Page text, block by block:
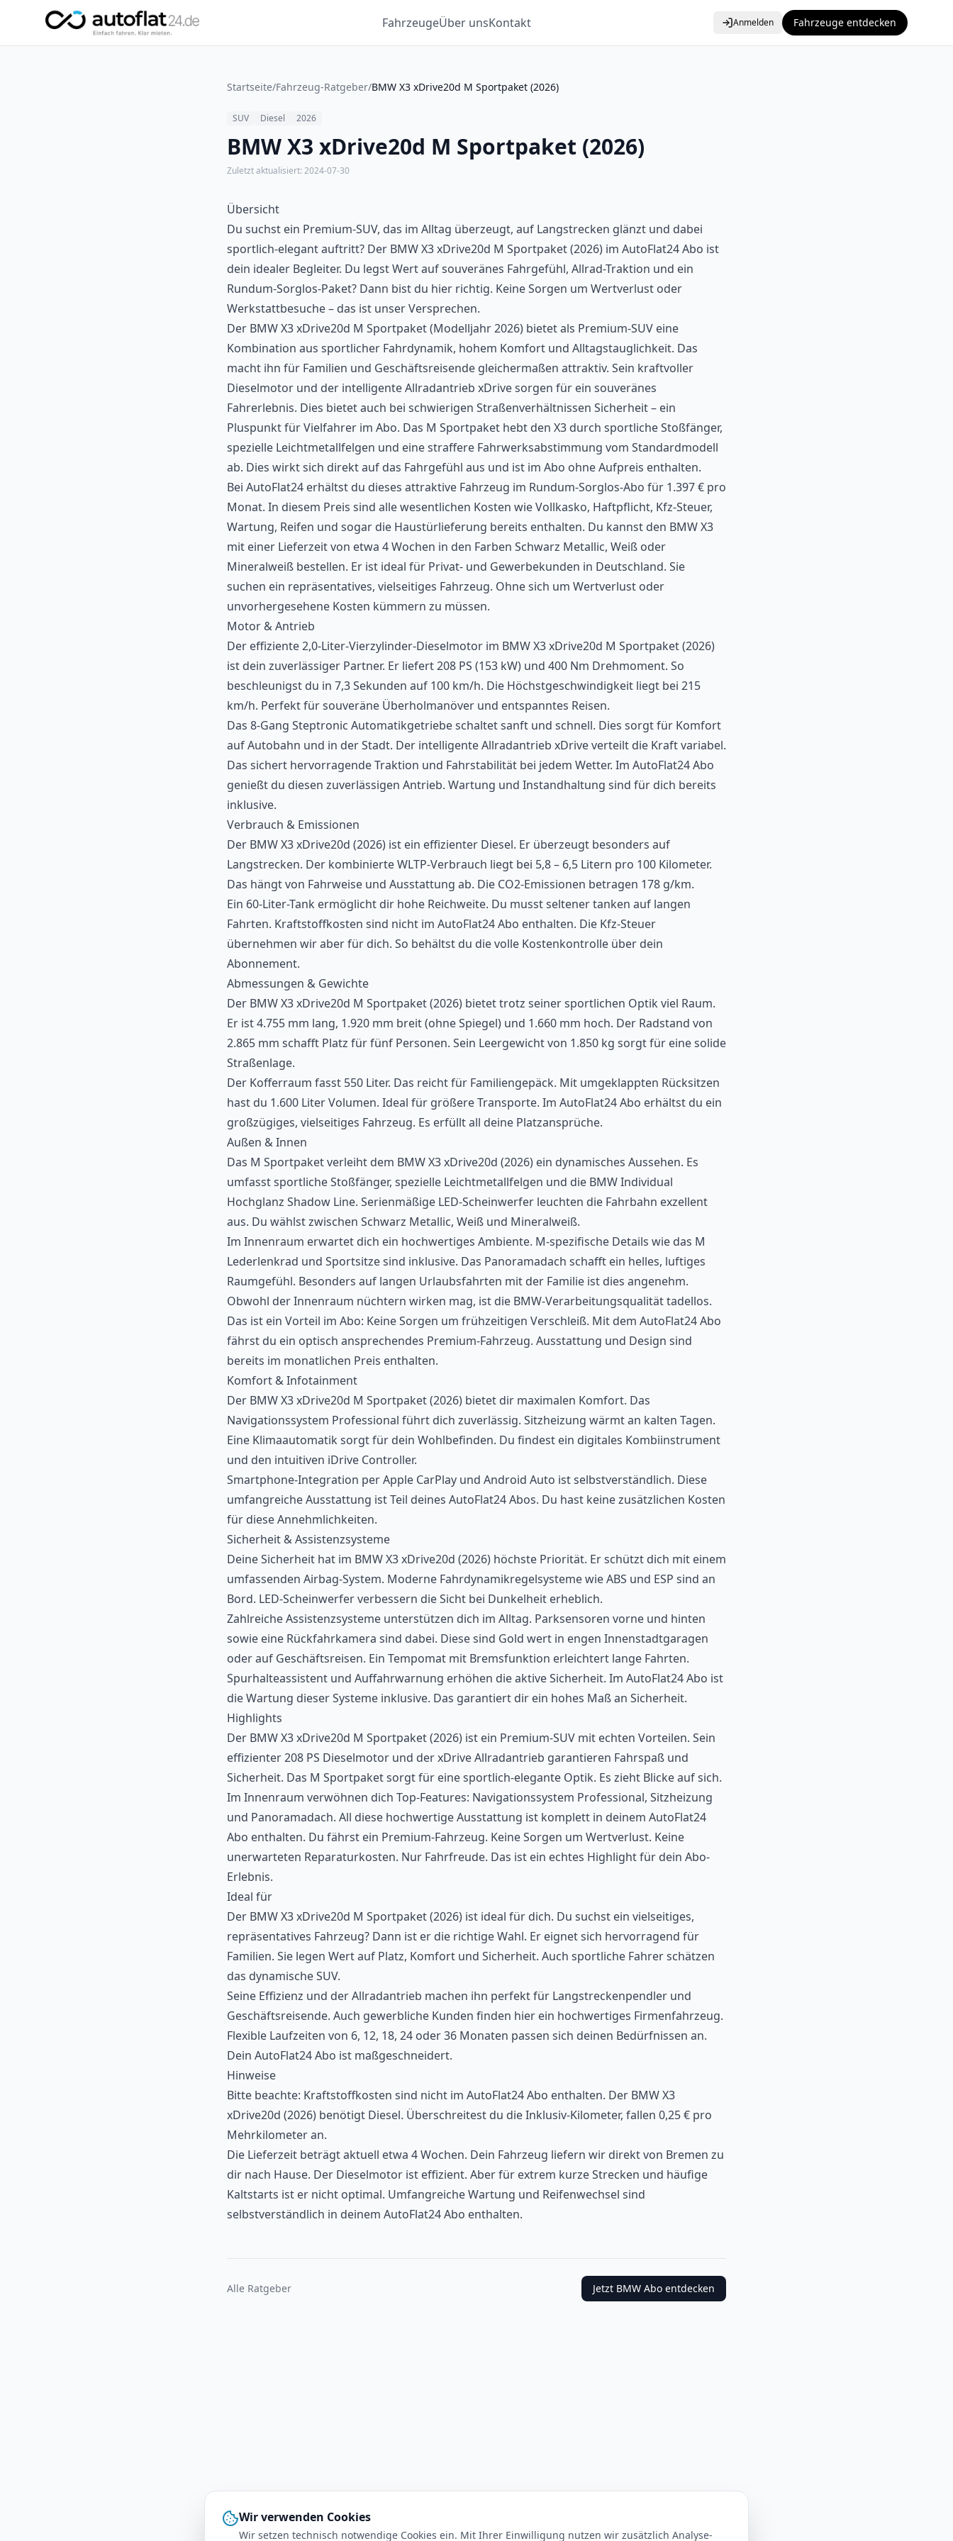
FahrzeugeÜber unsKontakt Anmelden Fahrzeuge entdecken
Startseite/Fahrzeug-Ratgeber/BMW X3 xDrive20d M Sportpaket (2026)
SUV Diesel 2026
BMW X3 xDrive20d M Sportpaket (2026)
Zuletzt aktualisiert: 2024-07-30
Übersicht
Du suchst ein Premium-SUV, das im Alltag überzeugt, auf Langstrecken glänzt und dabei
sportlich-elegant auftritt? Der BMW X3 xDrive20d M Sportpaket (2026) im AutoFlat24 Abo ist
dein idealer Begleiter. Du legst Wert auf souveränes Fahrgefühl, Allrad-Traktion und ein
Rundum-Sorglos-Paket? Dann bist du hier richtig. Keine Sorgen um Wertverlust oder
Werkstattbesuche – das ist unser Versprechen.
Der BMW X3 xDrive20d M Sportpaket (Modelljahr 2026) bietet als Premium-SUV eine
Kombination aus sportlicher Fahrdynamik, hohem Komfort und Alltagstauglichkeit. Das
macht ihn für Familien und Geschäftsreisende gleichermaßen attraktiv. Sein kraftvoller
Dieselmotor und der intelligente Allradantrieb xDrive sorgen für ein souveränes
Fahrerlebnis. Dies bietet auch bei schwierigen Straßenverhältnissen Sicherheit – ein
Pluspunkt für Vielfahrer im Abo. Das M Sportpaket hebt den X3 durch sportliche Stoßfänger,
spezielle Leichtmetallfelgen und eine straffere Fahrwerksabstimmung vom Standardmodell
ab. Dies wirkt sich direkt auf das Fahrgefühl aus und ist im Abo ohne Aufpreis enthalten.
Bei AutoFlat24 erhältst du dieses attraktive Fahrzeug im Rundum-Sorglos-Abo für 1.397 € pro
Monat. In diesem Preis sind alle wesentlichen Kosten wie Vollkasko, Haftpflicht, Kfz-Steuer,
Wartung, Reifen und sogar die Haustürlieferung bereits enthalten. Du kannst den BMW X3
mit einer Lieferzeit von etwa 4 Wochen in den Farben Schwarz Metallic, Weiß oder
Mineralweiß bestellen. Er ist ideal für Privat- und Gewerbekunden in Deutschland. Sie
suchen ein repräsentatives, vielseitiges Fahrzeug. Ohne sich um Wertverlust oder
unvorhergesehene Kosten kümmern zu müssen.
Motor & Antrieb
Der effiziente 2,0-Liter-Vierzylinder-Dieselmotor im BMW X3 xDrive20d M Sportpaket (2026)
ist dein zuverlässiger Partner. Er liefert 208 PS (153 kW) und 400 Nm Drehmoment. So
beschleunigst du in 7,3 Sekunden auf 100 km/h. Die Höchstgeschwindigkeit liegt bei 215
km/h. Perfekt für souveräne Überholmanöver und entspanntes Reisen.
Das 8-Gang Steptronic Automatikgetriebe schaltet sanft und schnell. Dies sorgt für Komfort
auf Autobahn und in der Stadt. Der intelligente Allradantrieb xDrive verteilt die Kraft variabel.
Das sichert hervorragende Traktion und Fahrstabilität bei jedem Wetter. Im AutoFlat24 Abo
genießt du diesen zuverlässigen Antrieb. Wartung und Instandhaltung sind für dich bereits
inklusive.
Verbrauch & Emissionen
Der BMW X3 xDrive20d (2026) ist ein effizienter Diesel. Er überzeugt besonders auf
Langstrecken. Der kombinierte WLTP-Verbrauch liegt bei 5,8 – 6,5 Litern pro 100 Kilometer.
Das hängt von Fahrweise und Ausstattung ab. Die CO2-Emissionen betragen 178 g/km.
Ein 60-Liter-Tank ermöglicht dir hohe Reichweite. Du musst seltener tanken auf langen
Fahrten. Kraftstoffkosten sind nicht im AutoFlat24 Abo enthalten. Die Kfz-Steuer
übernehmen wir aber für dich. So behältst du die volle Kostenkontrolle über dein
Abonnement.
Abmessungen & Gewichte
Der BMW X3 xDrive20d M Sportpaket (2026) bietet trotz seiner sportlichen Optik viel Raum.
Er ist 4.755 mm lang, 1.920 mm breit (ohne Spiegel) und 1.660 mm hoch. Der Radstand von
2.865 mm schafft Platz für fünf Personen. Sein Leergewicht von 1.850 kg sorgt für eine solide
Straßenlage.
Der Kofferraum fasst 550 Liter. Das reicht für Familiengepäck. Mit umgeklappten Rücksitzen
hast du 1.600 Liter Volumen. Ideal für größere Transporte. Im AutoFlat24 Abo erhältst du ein
großzügiges, vielseitiges Fahrzeug. Es erfüllt all deine Platzansprüche.
Außen & Innen
Das M Sportpaket verleiht dem BMW X3 xDrive20d (2026) ein dynamisches Aussehen. Es
umfasst sportliche Stoßfänger, spezielle Leichtmetallfelgen und die BMW Individual
Hochglanz Shadow Line. Serienmäßige LED-Scheinwerfer leuchten die Fahrbahn exzellent
aus. Du wählst zwischen Schwarz Metallic, Weiß und Mineralweiß.
Im Innenraum erwartet dich ein hochwertiges Ambiente. M-spezifische Details wie das M
Lederlenkrad und Sportsitze sind inklusive. Das Panoramadach schafft ein helles, luftiges
Raumgefühl. Besonders auf langen Urlaubsfahrten mit der Familie ist dies angenehm.
Obwohl der Innenraum nüchtern wirken mag, ist die BMW-Verarbeitungsqualität tadellos.
Das ist ein Vorteil im Abo: Keine Sorgen um frühzeitigen Verschleiß. Mit dem AutoFlat24 Abo
fährst du ein optisch ansprechendes Premium-Fahrzeug. Ausstattung und Design sind
bereits im monatlichen Preis enthalten.
Komfort & Infotainment
Der BMW X3 xDrive20d M Sportpaket (2026) bietet dir maximalen Komfort. Das
Navigationssystem Professional führt dich zuverlässig. Sitzheizung wärmt an kalten Tagen.
Eine Klimaautomatik sorgt für dein Wohlbefinden. Du findest ein digitales Kombiinstrument
und den intuitiven iDrive Controller.
Smartphone-Integration per Apple CarPlay und Android Auto ist selbstverständlich. Diese
umfangreiche Ausstattung ist Teil deines AutoFlat24 Abos. Du hast keine zusätzlichen Kosten
für diese Annehmlichkeiten.
Sicherheit & Assistenzsysteme
Deine Sicherheit hat im BMW X3 xDrive20d (2026) höchste Priorität. Er schützt dich mit einem
umfassenden Airbag-System. Moderne Fahrdynamikregelsysteme wie ABS und ESP sind an
Bord. LED-Scheinwerfer verbessern die Sicht bei Dunkelheit erheblich.
Zahlreiche Assistenzsysteme unterstützen dich im Alltag. Parksensoren vorne und hinten
sowie eine Rückfahrkamera sind dabei. Diese sind Gold wert in engen Innenstadtgaragen
oder auf Geschäftsreisen. Ein Tempomat mit Bremsfunktion erleichtert lange Fahrten.
Spurhalteassistent und Auffahrwarnung erhöhen die aktive Sicherheit. Im AutoFlat24 Abo ist
die Wartung dieser Systeme inklusive. Das garantiert dir ein hohes Maß an Sicherheit.
Highlights
Der BMW X3 xDrive20d M Sportpaket (2026) ist ein Premium-SUV mit echten Vorteilen. Sein
effizienter 208 PS Dieselmotor und der xDrive Allradantrieb garantieren Fahrspaß und
Sicherheit. Das M Sportpaket sorgt für eine sportlich-elegante Optik. Es zieht Blicke auf sich.
Im Innenraum verwöhnen dich Top-Features: Navigationssystem Professional, Sitzheizung
und Panoramadach. All diese hochwertige Ausstattung ist komplett in deinem AutoFlat24
Abo enthalten. Du fährst ein Premium-Fahrzeug. Keine Sorgen um Wertverlust. Keine
unerwarteten Reparaturkosten. Nur Fahrfreude. Das ist ein echtes Highlight für dein Abo-
Erlebnis.
Ideal für
Der BMW X3 xDrive20d M Sportpaket (2026) ist ideal für dich. Du suchst ein vielseitiges,
repräsentatives Fahrzeug? Dann ist er die richtige Wahl. Er eignet sich hervorragend für
Familien. Sie legen Wert auf Platz, Komfort und Sicherheit. Auch sportliche Fahrer schätzen
das dynamische SUV.
Seine Effizienz und der Allradantrieb machen ihn perfekt für Langstreckenpendler und
Geschäftsreisende. Auch gewerbliche Kunden finden hier ein hochwertiges Firmenfahrzeug.
Flexible Laufzeiten von 6, 12, 18, 24 oder 36 Monaten passen sich deinen Bedürfnissen an.
Dein AutoFlat24 Abo ist maßgeschneidert.
Hinweise
Bitte beachte: Kraftstoffkosten sind nicht im AutoFlat24 Abo enthalten. Der BMW X3
xDrive20d (2026) benötigt Diesel. Überschreitest du die Inklusiv-Kilometer, fallen 0,25 € pro
Mehrkilometer an.
Die Lieferzeit beträgt aktuell etwa 4 Wochen. Dein Fahrzeug liefern wir direkt von Bremen zu
dir nach Hause. Der Dieselmotor ist effizient. Aber für extrem kurze Strecken und häufige
Kaltstarts ist er nicht optimal. Umfangreiche Wartung und Reifenwechsel sind
selbstverständlich in deinem AutoFlat24 Abo enthalten.
Alle Ratgeber Jetzt BMW Abo entdecken
Wir verwenden Cookies
Wir setzen technisch notwendige Cookies ein. Mit Ihrer Einwilligung nutzen wir zusätzlich Analyse-